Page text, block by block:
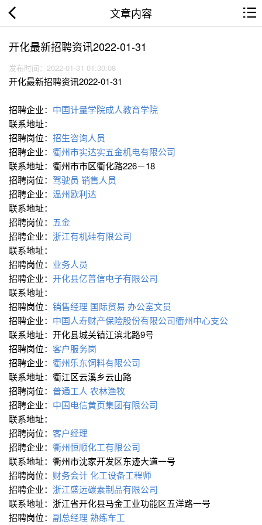
文章内容
开化最新招聘资讯2022-01-31
发布时间：2022-01-31 01:30:08
开化最新招聘资讯2022-01-31
招聘企业： 中国计量学院成人教育学院
联系地址：
招聘岗位： 招生咨询人员
招聘企业： 衢州市实达实五金机电有限公司
联系地址：衢州市市区衢化路226－18
招聘岗位： 驾驶员 销售人员
招聘企业： 温州欧利达
联系地址：
招聘岗位： 五金
招聘企业： 浙江有机硅有限公司
联系地址：
招聘岗位： 业务人员
招聘企业： 开化县亿普信电子有限公司
联系地址：
招聘岗位： 销售经理 国际贸易 办公室文员
招聘企业： 中国人寿财产保险股份有限公司衢州中心支公
联系地址：开化县城关镇江滨北路9号
招聘岗位： 客户服务岗
招聘企业： 衢州乐东饲料有限公司
联系地址：衢江区云溪乡云山路
招聘岗位： 普通工人 农林渔牧
招聘企业： 中国电信黄页集团有限公司
联系地址：
招聘岗位： 客户经理
招聘企业： 衢州恒顺化工有限公司
联系地址：衢州市沈家开发区东迹大道一号
招聘岗位： 财务会计化工设备工程师
招聘企业： 浙江盛远碳素制品有限公司
联系地址：浙江省开化县马金工业功能区五洋路一号
招聘岗位： 副总经理 熟练车工